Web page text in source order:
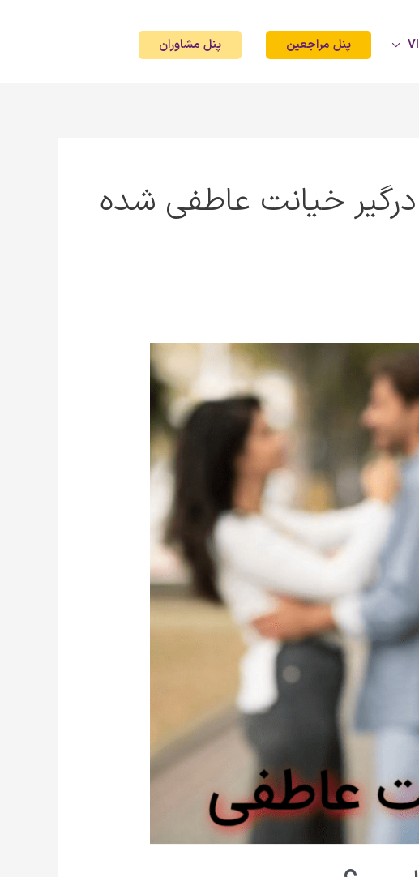
پنل مراجعین پنل مشاوران
خیانت عاطفی شده